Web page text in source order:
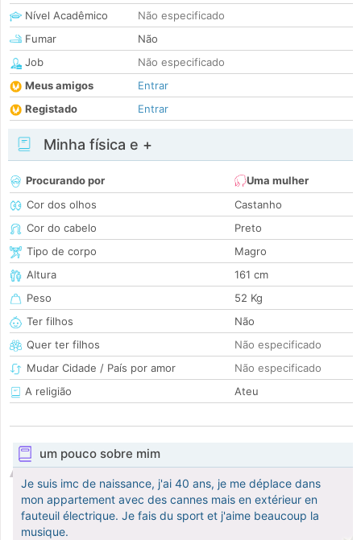
Nível Acadêmico
Não especificado
Fumar
Não
Job
Não especificado
Meus amigos
Entrar
Registado
Entrar
Minha física e +
Procurando por
Uma mulher
Cor dos olhos
Castanho
Cor do cabelo
Preto
Tipo de corpo
Magro
Altura
161 cm
Peso
52 Kg
Ter filhos
Não
Quer ter filhos
Não especificado
Mudar Cidade / País por amor
Não especificado
A religião
Ateu
um pouco sobre mim
Je suis imc de naissance, j'ai 40 ans, je me déplace dans
mon appartement avec des cannes mais en extérieur en
fauteuil électrique. Je fais du sport et j'aime beaucoup la
musique.